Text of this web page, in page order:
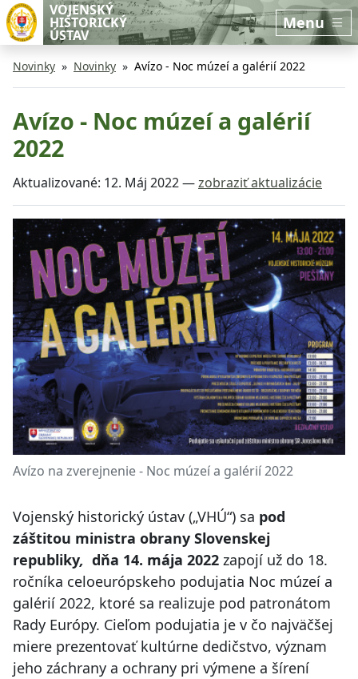
Preskočiť na hlavný obsah
Preskočiť na bočnú lištu
VOJENSKÝ
HISTORICKÝ
ÚSTAV
Menu
Novinky Novinky Avízo - Noc múzeí a galérií 2022
Avízo - Noc múzeí a galérií
2022
Aktualizované: 12. Máj 2022—zobraziť aktualizácie
Avízo na zverejnenie - Noc múzeí a galérií 2022
Vojenský historický ústav („VHÚ“) sa pod
záštitou ministra obrany Slovenskej
republiky, dňa 14. mája 2022 zapojí už do 18.
ročníka celoeurópskeho podujatia Noc múzeí a
galérií 2022, ktoré sa realizuje pod patronátom
Rady Európy. Cieľom podujatia je v čo najväčšej
miere prezentovať kultúrne dedičstvo, význam
jeho záchrany a ochrany pri výmene a šírení